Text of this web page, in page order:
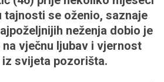
tajnosti se oženio, saznaje
neženja dobio je
vječnu ljubav i vjernost
svijeta pozorišta.